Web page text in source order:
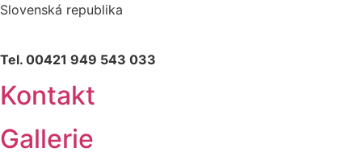
Slovenská republika
Tel. 00421 949 543 033
Kontakt
Gallerie